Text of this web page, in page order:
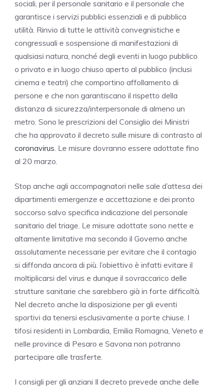
sociali, per il personale sanitario e il personale che
garantisce i servizi pubblici essenziali e di pubblica
utilità. Rinvio di tutte le attività convegnistiche e
congressuali e sospensione di manifestazioni di
qualsiasi natura, nonché degli eventi in luogo pubblico
o privato e in luogo chiuso aperto al pubblico (inclusi
cinema e teatri) che comportino affollamento di
persone e che non garantiscano il rispetto della
distanza di sicurezza/interpersonale di almeno un
metro. Sono le prescrizioni del Consiglio dei Ministri
che ha approvato il decreto sulle misure di contrasto al
coronavirus. Le misure dovranno essere adottate fino
al 20 marzo.
Stop anche agli accompagnatori nelle sale d’attesa dei
dipartimenti emergenze e accettazione e dei pronto
soccorso salvo specifica indicazione del personale
sanitario del triage. Le misure adottate sono nette e
altamente limitative ma secondo il Governo anche
assolutamente necessarie per evitare che il contagio
si diffonda ancora di più. l’obiettivo è infatti evitare il
moltiplicarsi del virus e dunque il sovraccarico delle
strutture sanitarie che sarebbero già in forte difficoltà.
Nel decreto anche la disposizione per gli eventi
sportivi da tenersi esclusivamente a porte chiuse. I
tifosi residenti in Lombardia, Emilia Romagna, Veneto e
nelle province di Pesaro e Savona non potranno
partecipare alle trasferte.
I consigli per gli anziani Il decreto prevede anche delle